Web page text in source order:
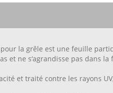
la grêle est une feuille
et ne s‘agrandisse pas dans
et traité contre les rayons